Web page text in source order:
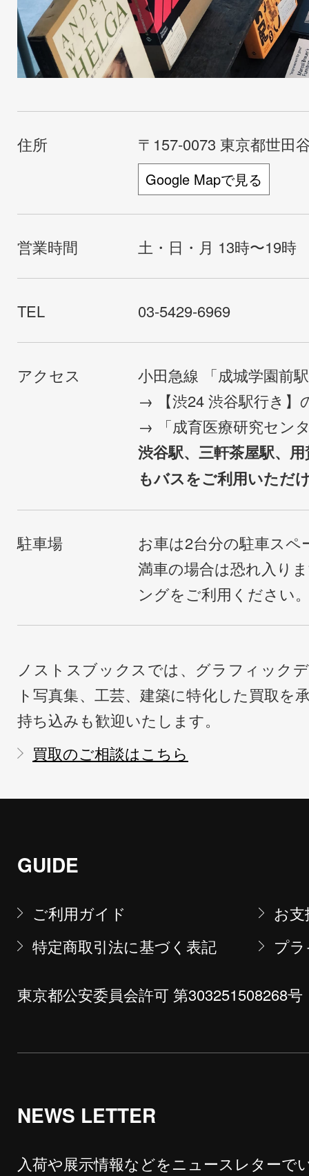
住所 〒157-0073 東京都世田
Google Mapで見る
営業時間 土・日・月 13時〜19時
TEL 03-5429-6969
アクセス
小田急線 「成城学園前
→ 【渋24 渋谷駅行き】
→ 「成育医療研究セン
渋谷駅、三軒茶屋駅、
もバスをご利用いただ
駐車場
お車は2台分の駐車ス
満車の場合は恐れ入り
ングをご利用ください
ノストスブックスでは、グラフィック
ト写真集、工芸、建築に特化した買取を
持ち込みも歓迎いたします。
買取のご相談はこちら
GUIDE
ご利用ガイド
お
特定商取引法に基づく表記
プ
東京都公安委員会許可 第303251508268号
NEWS LETTER
入荷や展示情報などをニュースレターで